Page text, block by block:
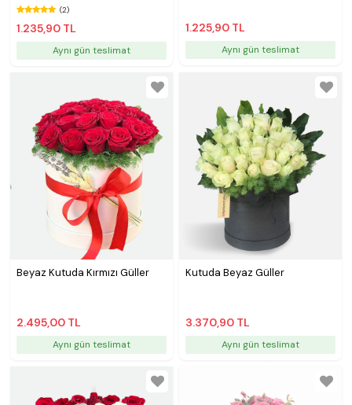
(2)
1.235,90 TL
Aynı gün teslimat
1.225,90 TL
Aynı gün teslimat
Beyaz Kutuda Kırmızı Güller
2.495,00 TL
Aynı gün teslimat
Kutuda Beyaz Güller
3.370,90 TL
Aynı gün teslimat